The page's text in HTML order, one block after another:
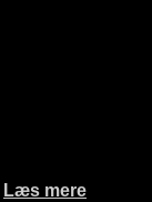
Læs mere